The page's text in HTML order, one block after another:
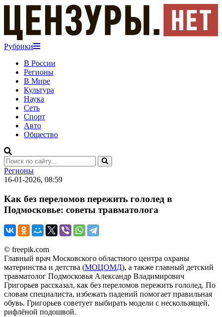
Рубрики
В России
Регионы
В Мире
Культура
Наука
Сеть
Спорт
Авто
Общество
Регионы
16-01-2026, 08:59
Как без переломов пережить гололед в
Подмосковье: советы травматолога
© freepik.com
Главный врач Московского областного центра охраны
материнства и детства (МОЦОМД), а также главный детский
травматолог Подмосковья Александр Владимирович
Григорьев рассказал, как без переломов пережить гололед. По
словам специалиста, избежать падений помогает правильная
обувь. Григорьев советует выбирать модели с нескользящей,
рифлёной подошвой.